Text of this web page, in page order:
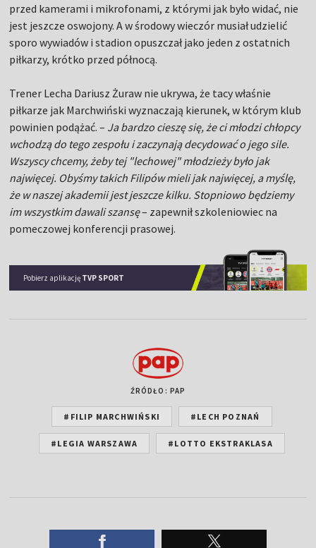
przed kamerami i mikrofonami, z którymi jak było widać, nie
jest jeszcze oswojony. A w środowy wieczór musiał udzielić
sporo wywiadów i stadion opuszczał jako jeden z ostatnich
piłkarzy, krótko przed północą.
Trener Lecha Dariusz Żuraw nie ukrywa, że tacy właśnie
piłkarze jak Marchwiński wyznaczają kierunek, w którym klub
powinien podążać. – Ja bardzo cieszę się, że ci młodzi chłopcy
wchodzą do tego zespołu i zaczynają decydować o jego sile.
Wszyscy chcemy, żeby tej "lechowej" młodzieży było jak
najwięcej. Obyśmy takich Filipów mieli jak najwięcej, a myślę,
że w naszej akademii jest jeszcze kilku. Stopniowo będziemy
im wszystkim dawali szansę– zapewnił szkoleniowiec na
pomeczowej konferencji prasowej.
Pobierz aplikację TVP SPORT
ŹRÓDŁO: PAP
#FILIP MARCHWIŃSKI #LECH POZNAŃ
#LEGIA WARSZAWA #LOTTO EKSTRAKLASA